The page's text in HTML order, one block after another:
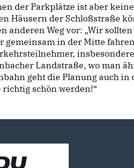
der Parkplätze ist aber
Häusern der Schloßstraße
anderen Weg vor: „Wir
gemeinsam in der Mitte
Landstraße, wo man
geht die Planung auch
richtig schön werden!“